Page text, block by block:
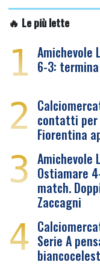
🔥 Le più lette
1 Amichevole
6-3:
2 contatti per
Fiorentina
3 Amichevole
Ostiamare
match.
Zaccagni
4 Serie A